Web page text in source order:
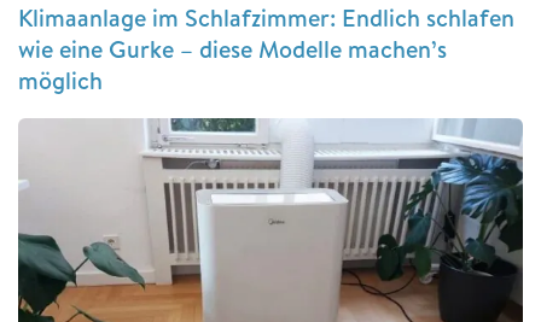
Klimaanlage im Schlafzimmer: Endlich schlafen
wie eine Gurke – diese Modelle machen’s
möglich